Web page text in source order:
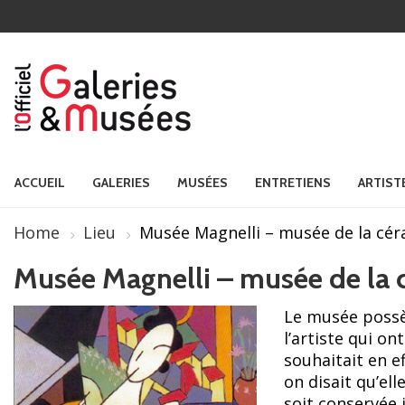
ACCUEIL GALERIES MUSÉES ENTRETIENS
Home Lieu Musée Magnelli – musée de la
Musée Magnelli – musée de la
Le musée
l’artiste qui
souhaitait en
on disait